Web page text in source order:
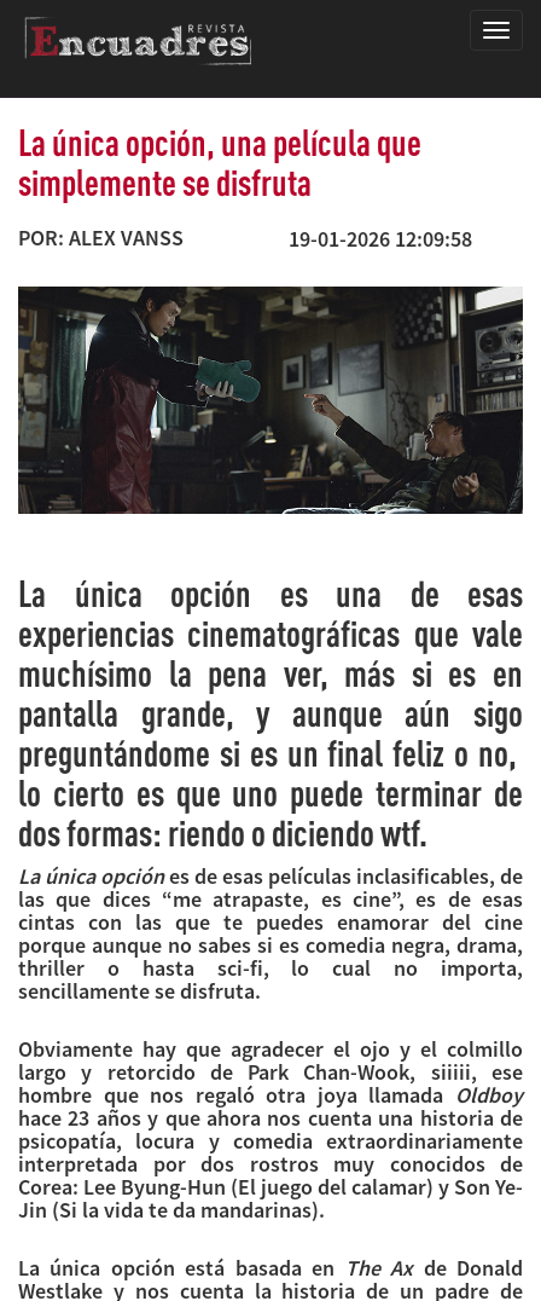
La única opción, una película que
simplemente se disfruta
POR: ALEX VANSS 19-01-2026 12:09:58
La única opción es una de esas
experiencias cinematográficas que vale
muchísimo la pena ver, más si es en
pantalla grande, y aunque aún sigo
preguntándome si es un final feliz o no,
lo cierto es que uno puede terminar de
dos formas: riendo o diciendo wtf.
La única opciónes de esas películas inclasificables, de
las que dices “me atrapaste, es cine”, es de esas
cintas con las que te puedes enamorar del cine
porque aunque no sabes si es comedia negra, drama,
thriller o hasta sci-fi, lo cual no importa,
sencillamente se disfruta.
Obviamente hay que agradecer el ojo y el colmillo
largo y retorcido de Park Chan-Wook, siiiii, ese
hombre que nos regaló otra joya llamada Oldboy
hace 23 años y que ahora nos cuenta una historia de
psicopatía, locura y comedia extraordinariamente
interpretada por dos rostros muy conocidos de
Corea: Lee Byung-Hun (El juego del calamar) y Son Ye-
Jin (Si la vida te da mandarinas).
La única opción está basada en The Axde Donald
Westlake y nos cuenta la historia de un padre de